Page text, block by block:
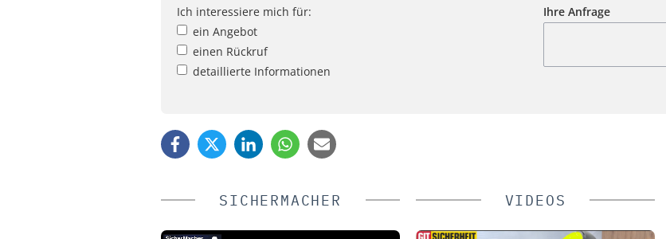
Ich interessiere mich für:
ein Angebot
einen Rückruf
detaillierte Informationen
Ihre Anfrage
SICHERMACHER VIDEOS